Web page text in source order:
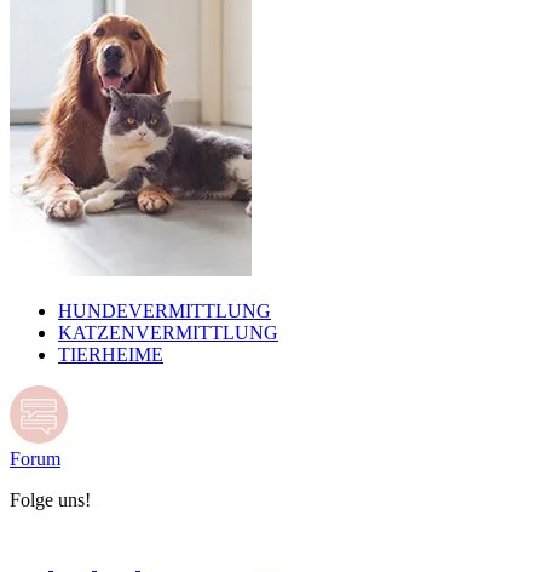
HUNDEVERMITTLUNG
KATZENVERMITTLUNG
TIERHEIME
Forum
Folge uns!